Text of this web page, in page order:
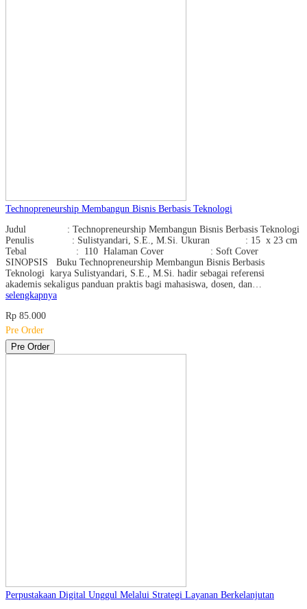
Technopreneurship Membangun Bisnis Berbasis Teknologi
Judul : Technopreneurship Membangun Bisnis Berbasis Teknologi
Penulis : Sulistyandari, S.E., M.Si. Ukuran : 15 x 23 cm
Tebal : 110 Halaman Cover : Soft Cover
SINOPSIS Buku Technopreneurship Membangun Bisnis Berbasis
Teknologi karya Sulistyandari, S.E., M.Si. hadir sebagai referensi
akademis sekaligus panduan praktis bagi mahasiswa, dosen, dan…
selengkapnya
Rp 85.000
Pre Order
Pre Order
Perpustakaan Digital Unggul Melalui Strategi Layanan Berkelanjutan